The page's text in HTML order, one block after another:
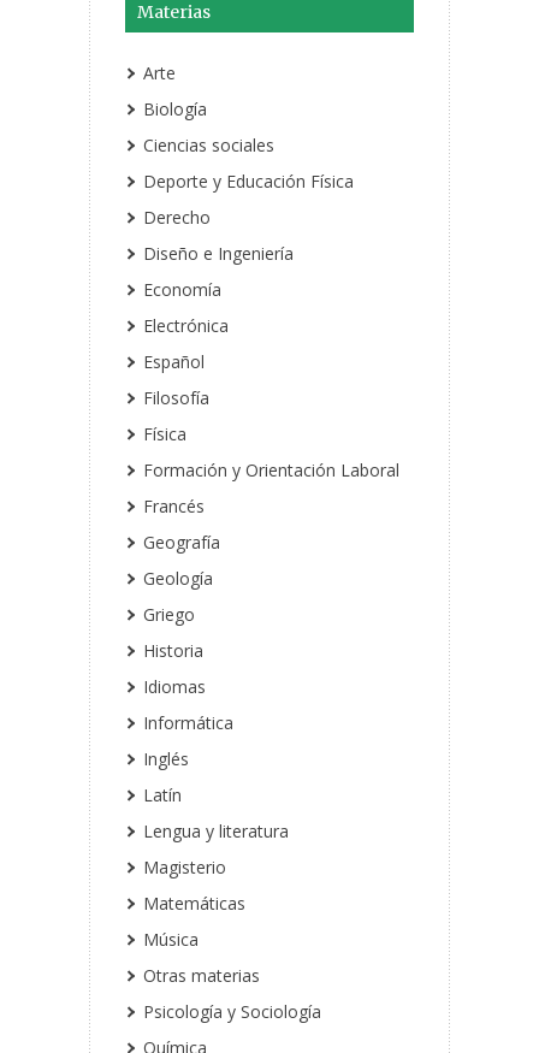
Materias
Arte
Biología
Ciencias sociales
Deporte y Educación Física
Derecho
Diseño e Ingeniería
Economía
Electrónica
Español
Filosofía
Física
Formación y Orientación Laboral
Francés
Geografía
Geología
Griego
Historia
Idiomas
Informática
Inglés
Latín
Lengua y literatura
Magisterio
Matemáticas
Música
Otras materias
Psicología y Sociología
Química